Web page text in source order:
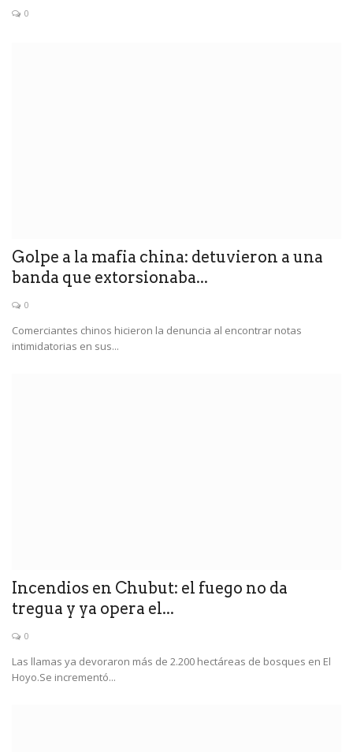
0
Golpe a la mafia china: detuvieron a una
banda que extorsionaba...
0
Comerciantes chinos hicieron la denuncia al encontrar notas
intimidatorias en sus...
Incendios en Chubut: el fuego no da
tregua y ya opera el...
0
Las llamas ya devoraron más de 2.200 hectáreas de bosques en El
Hoyo.Se incrementó...